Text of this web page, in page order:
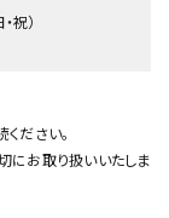
祝）
ださい。
にお取り扱いいたしま